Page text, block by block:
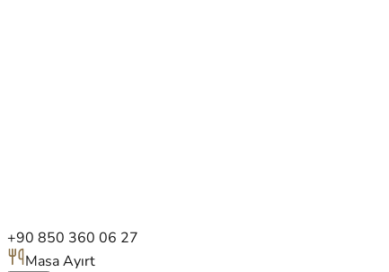
+90 850 360 06 27
Masa Ayırt